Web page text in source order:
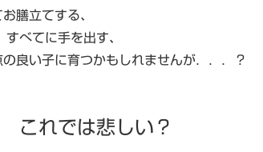
膳立てする、
べてに手を出す、
良い子に育つかもしれませんが．．．？
れでは悲しい？